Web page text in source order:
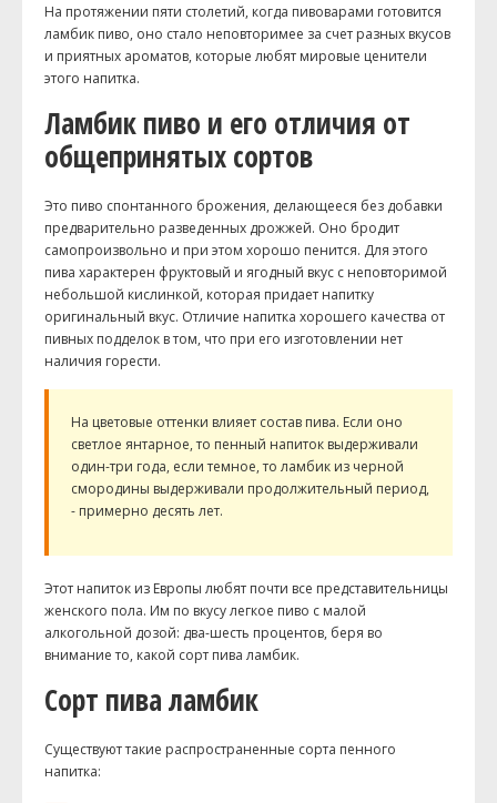
На протяжении пяти столетий, когда пивоварами готовится
ламбик пиво, оно стало неповторимее за счет разных вкусов
и приятных ароматов, которые любят мировые ценители
этого напитка.
Ламбик пиво и его отличия от
общепринятых сортов
Это пиво спонтанного брожения, делающееся без добавки
предварительно разведенных дрожжей. Оно бродит
самопроизвольно и при этом хорошо пенится. Для этого
пива характерен фруктовый и ягодный вкус с неповторимой
небольшой кислинкой, которая придает напитку
оригинальный вкус. Отличие напитка хорошего качества от
пивных подделок в том, что при его изготовлении нет
наличия горести.
На цветовые оттенки влияет состав пива. Если оно
светлое янтарное, то пенный напиток выдерживали
один-три года, если темное, то ламбик из черной
смородины выдерживали продолжительный период,
- примерно десять лет.
Этот напиток из Европы любят почти все представительницы
женского пола. Им по вкусу легкое пиво с малой
алкогольной дозой: два-шесть процентов, беря во
внимание то, какой сорт пива ламбик.
Сорт пива ламбик
Существуют такие распространенные сорта пенного
напитка: